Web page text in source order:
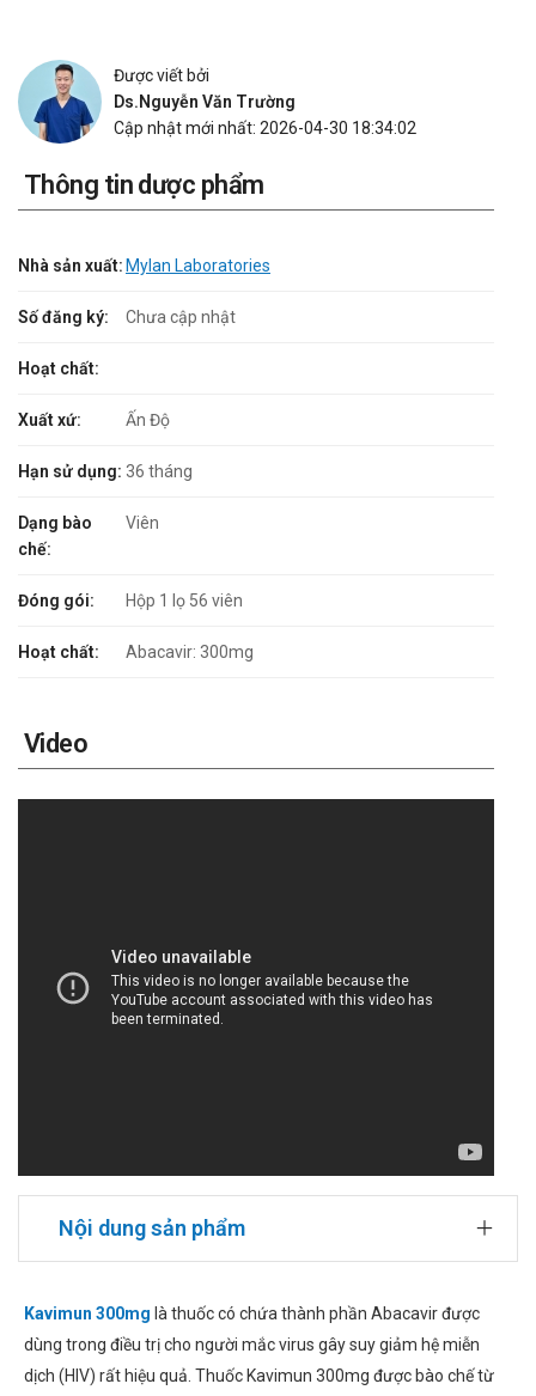
Được viết bởi
Ds.Nguyễn Văn Trường
Cập nhật mới nhất: 2026-04-30 18:34:02
Thông tin dược phẩm
Nhà sản xuất: Mylan Laboratories
Số đăng ký: Chưa cập nhật
Hoạt chất:
Xuất xứ: Ấn Độ
Hạn sử dụng: 36 tháng
Dạng bào
chế:
Viên
Đóng gói: Hộp 1 lọ 56 viên
Hoạt chất: Abacavir: 300mg
Video
Nội dung sản phẩm
Kavimun 300mg là thuốc có chứa thành phần Abacavir được
dùng trong điều trị cho người mắc virus gây suy giảm hệ miễn
dịch (HIV) rất hiệu quả. Thuốc Kavimun 300mg được bào chế từ